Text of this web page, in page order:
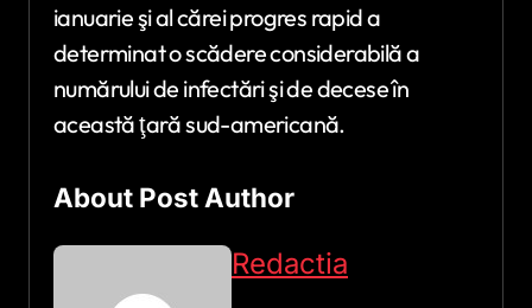
ianuarie şi al cărei progres rapid a
determinat o scădere considerabilă a
numărului de infectări şi de decese în
această ţară sud-americană.
About Post Author
Redactia